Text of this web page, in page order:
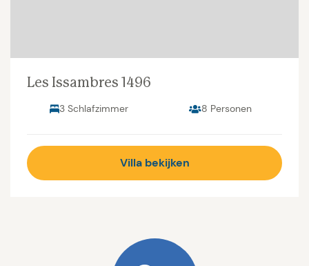
Les Issambres 1496
3 Schlafzimmer 8 Personen
Villa bekijken